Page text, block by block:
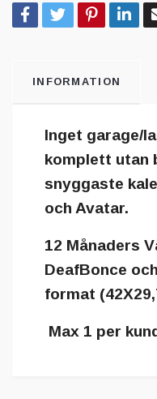
INFORMATION
Inget garage/
komplett utan
snyggaste
och Avatar.
12 Månaders
DeafBonce
format
Max 1 per